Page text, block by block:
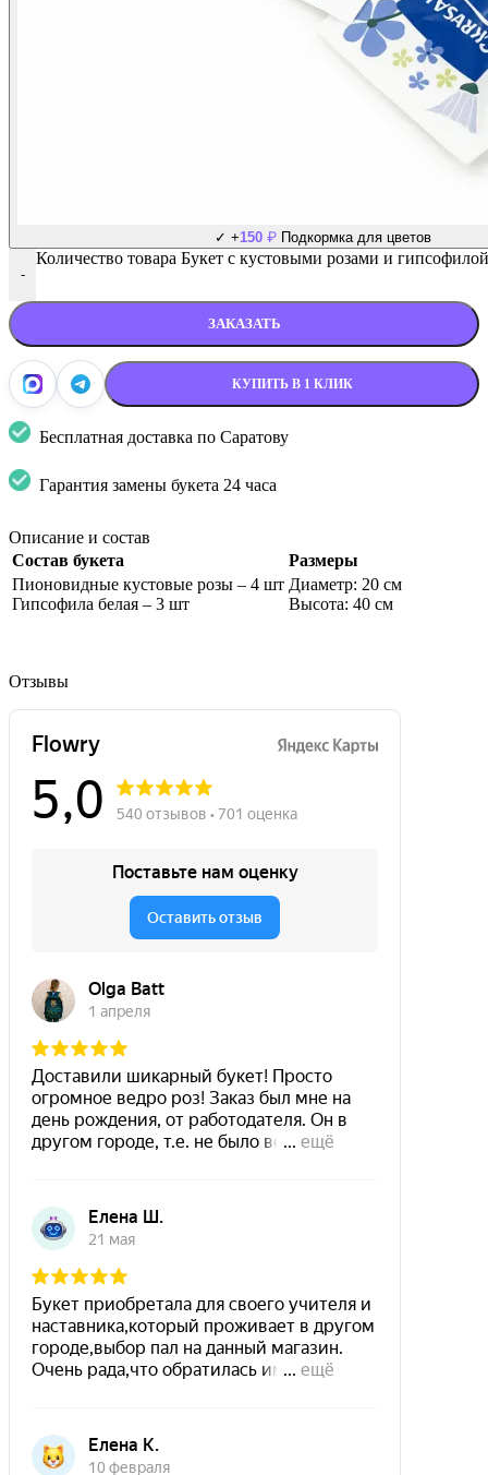
✓ +150 ₽ Подкормка для цветов
-
Количество товара Букет с кустовыми розами и гипсофилой
ЗАКАЗАТЬ
КУПИТЬ В 1 КЛИК
Бесплатная доставка по Саратову
Гарантия замены букета 24 часа
Описание и состав
Состав букета
Размеры
Пионовидные кустовые розы – 4 шт
Гипсофила белая – 3 шт
Диаметр: 20 см
Высота: 40 см
Отзывы